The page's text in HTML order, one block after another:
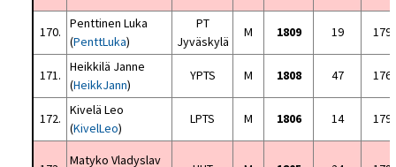
170.
Penttinen Luka
(PenttLuka)
PT
Jyväskylä
M 1809 19
171.
Heikkilä Janne
(HeikkJann)
YPTS M 1808 47
172.
Kivelä Leo
(KivelLeo)
LPTS M 1806 14
Matyko Vladyslav